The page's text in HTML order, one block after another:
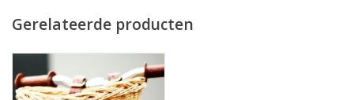
zadelhoogte verstelbaar van 30-45cm
Gerelateerde producten